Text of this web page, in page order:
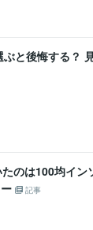
と後悔する？
のは100均イン
記事